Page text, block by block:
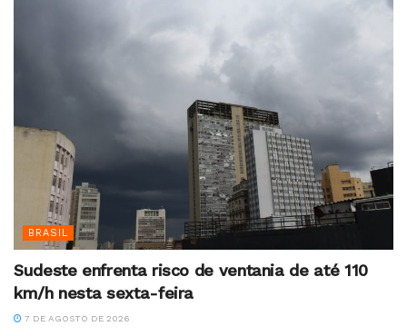
BRASIL
Sudeste enfrenta risco de ventania de até 110
km/h nesta sexta-feira
7 DE AGOSTO DE 2026